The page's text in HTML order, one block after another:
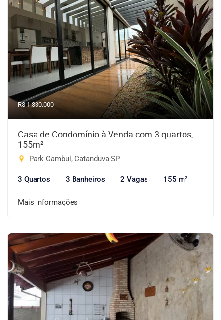
R$ 1.330.000
Casa de Condomínio à Venda com 3 quartos,
155m²
Park Cambuí, Catanduva-SP
3 Quartos 3 Banheiros 2 Vagas 155 m²
Mais informações